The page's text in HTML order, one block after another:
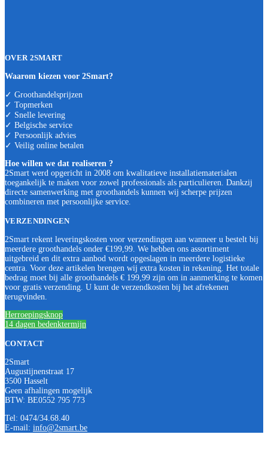
OVER 2SMART
Waarom kiezen voor 2Smart?
✓ Groothandelsprijzen
✓ Topmerken
✓ Snelle levering
✓ Belgische service
✓ Persoonlijk advies
✓ Veilig online betalen
Hoe willen we dat realiseren ?
2Smart werd opgericht in 2008 om kwalitatieve installatiematerialen
toegankelijk te maken voor zowel professionals als particulieren. Dankzij
directe samenwerking met groothandels kunnen wij scherpe prijzen
combineren met persoonlijke service.
VERZENDINGEN
2Smart rekent leveringskosten voor verzendingen aan wanneer u bestelt bij
meerdere groothandels onder €199,99. We hebben ons assortiment
uitgebreid en dit extra aanbod wordt opgeslagen in meerdere logistieke
centra. Voor deze artikelen brengen wij extra kosten in rekening. Het totale
bedrag moet bij alle groothandels € 199,99 zijn om in aanmerking te komen
voor gratis verzending. U kunt de verzendkosten bij het afrekenen
terugvinden.
Herroepingsknop
14 dagen bedenktermijn
CONTACT
2Smart
Augustijnenstraat 17
3500 Hasselt
Geen afhalingen mogelijk
BTW: BE0552 795 773
Tel: 0474/34.68.40
E-mail: info@2smart.be